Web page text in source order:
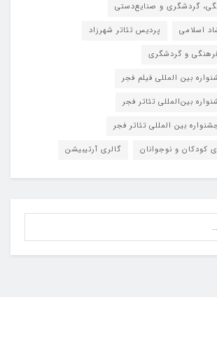
گردشگری و صنایع‌دستی
اسلامی
پردیس تئاتر شهرزاد
و گردشگری
بین المللی فیلم فجر
بین‌المللی تئاتر فجر
بین المللی تئاتر فجر
کودکان و نوجوانان
گالری آرتیبیشن